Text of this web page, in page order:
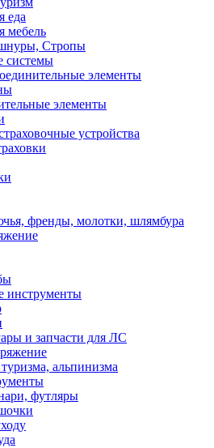
еда
мебель
Стропы
системы
элементы
элементы
устройства
френды, молотки, шлямбура
инструменты
и запчасти для ЛС
альпинизма
футляры